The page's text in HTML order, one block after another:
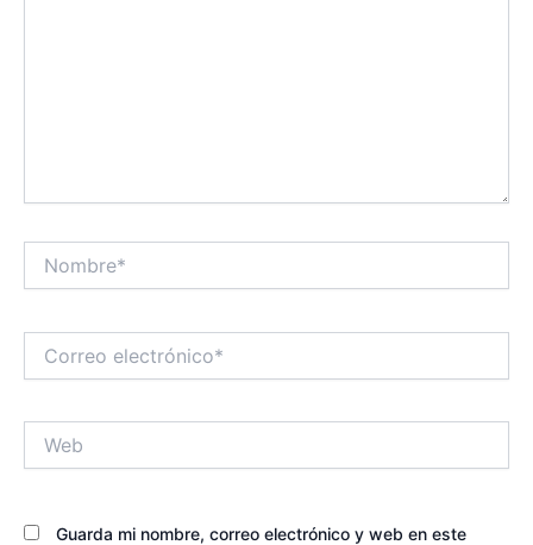
electrónico*
Guarda mi nombre, correo electrónico y web en este